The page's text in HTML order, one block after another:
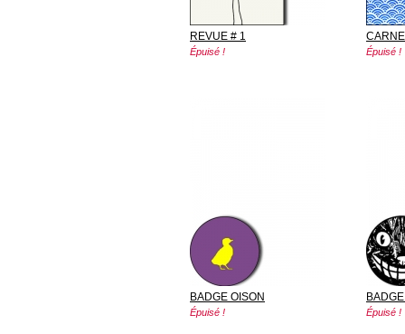
REVUE # 1
Épuisé ! Épuisé !
BADGE OISON
Épuisé ! Épuisé !